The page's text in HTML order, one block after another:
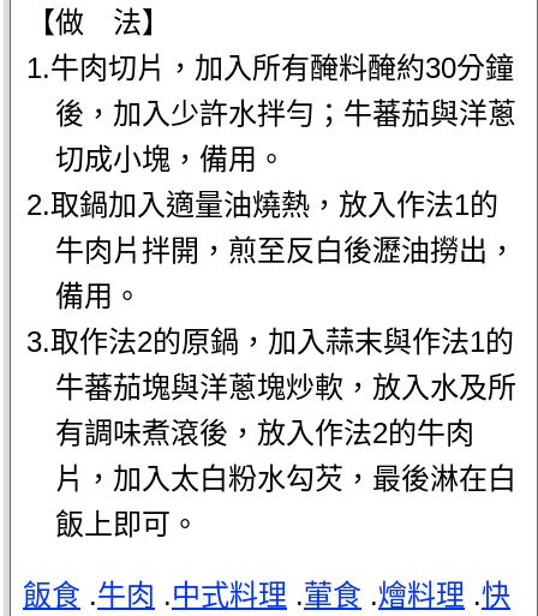
【做 法】
1.牛肉切片，加入所有醃料醃約30分鐘
後，加入少許水拌勻；牛蕃茄與洋蔥
切成小塊，備用。
2.取鍋加入適量油燒熱，放入作法1的
牛肉片拌開，煎至反白後瀝油撈出，
備用。
3.取作法2的原鍋，加入蒜末與作法1的
牛蕃茄塊與洋蔥塊炒軟，放入水及所
有調味煮滾後，放入作法2的牛肉
片，加入太白粉水勾芡，最後淋在白
飯上即可。
飯食 .牛肉 .中式料理 .葷食 .燴料理 .快